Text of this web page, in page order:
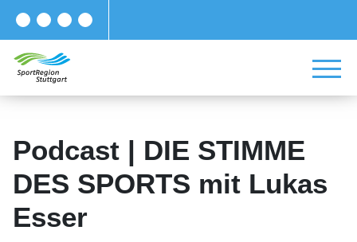
Podcast | DIE STIMME
DES SPORTS mit Lukas
Esser